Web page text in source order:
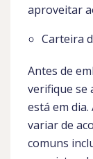
aproveitar
Carteira
Antes de
verifique se
está em
variar de
comuns